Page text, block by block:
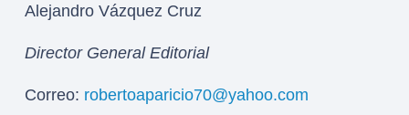
Alejandro Vázquez Cruz
Director General Editorial
Correo: robertoaparicio70@yahoo.com